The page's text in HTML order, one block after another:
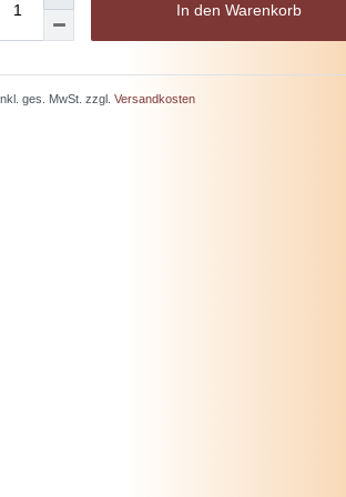
In den Warenkorb
ges. MwSt. zzgl. Versandkosten